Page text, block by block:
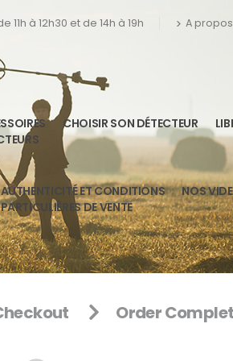
à 12h30 et de 14h à 19h A propos
CHOISIR SON DÉTECTEUR
AUTHENTICITÉ ET CONDITIONS
PARTICULIÈRES DE VENTE
NOS
Order